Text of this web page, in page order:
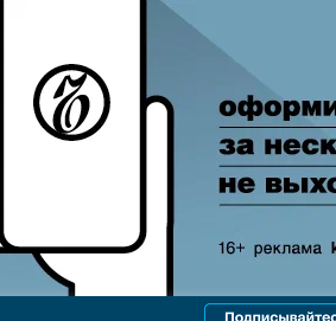
«Ъ» www.kommersant.ru/ad